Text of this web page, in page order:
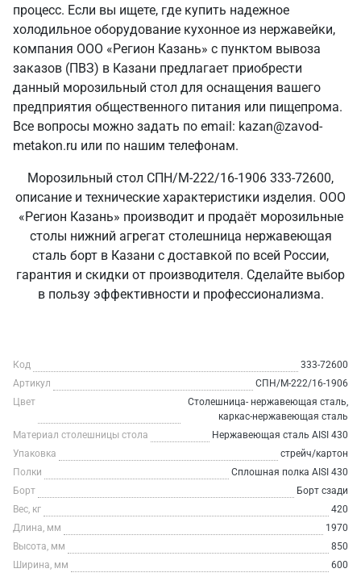
процесс. Если вы ищете, где купить надежное
холодильное оборудование кухонное из нержавейки,
компания ООО «Регион Казань» с пунктом вывоза
заказов (ПВЗ) в Казани предлагает приобрести
данный морозильный стол для оснащения вашего
предприятия общественного питания или пищепрома.
Все вопросы можно задать по email: kazan@zavod-
metakon.ru или по нашим телефонам.
Морозильный стол СПН/М-222/16-1906 333-72600,
описание и технические характеристики изделия. ООО
«Регион Казань» производит и продаёт морозильные
столы нижний агрегат столешница нержавеющая
сталь борт в Казани с доставкой по всей России,
гарантия и скидки от производителя. Сделайте выбор
в пользу эффективности и профессионализма.
Код
333-72600
Артикул
СПН/М-222/16-1906
Цвет
Столешница- нержавеющая сталь,
каркас-нержавеющая сталь
Материал столешницы стола
Нержавеющая сталь AISI 430
Упаковка
стрейч/картон
Полки
Сплошная полка AISI 430
Борт
Борт сзади
Вес, кг
420
Длина, мм
1970
Высота, мм
850
Ширина, мм
600